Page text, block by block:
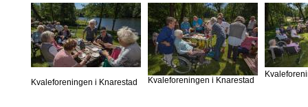
Kvaleforeningen i Knarestad Kvaleforeningen i Knarestad